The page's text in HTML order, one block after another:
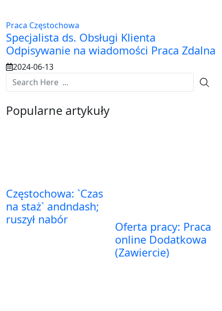
Praca Częstochowa
Specjalista ds. Obsługi Klienta
Odpisywanie na wiadomości Praca Zdalna
2024-06-13
Popularne artykuły
Częstochowa: `Czas
na staż` andndash;
ruszył nabór
Oferta pracy: Praca
online Dodatkowa
(Zawiercie)